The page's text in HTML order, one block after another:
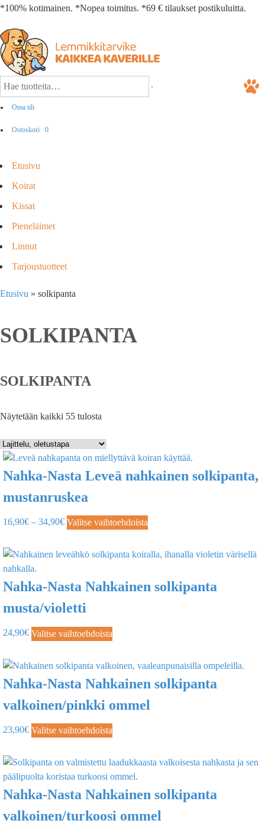
*100% kotimainen. *Nopea toimitus. *69 € tilaukset postikuluitta.
Oma tili
Ostoskori 0
Etusivu
Koirat
Kissat
Pieneläimet
Linnut
Tarjoustuotteet
Etusivu » solkipanta
SOLKIPANTA
SOLKIPANTA
Näytetään kaikki 55 tulosta
Nahka-Nasta Leveä nahkainen solkipanta,
mustanruskea
16,90€ – 34,90€ Valitse vaihtoehdoista
Nahka-Nasta Nahkainen solkipanta
musta/violetti
24,90€ Valitse vaihtoehdoista
Nahka-Nasta Nahkainen solkipanta
valkoinen/pinkki ommel
23,90€ Valitse vaihtoehdoista
Nahka-Nasta Nahkainen solkipanta
valkoinen/turkoosi ommel